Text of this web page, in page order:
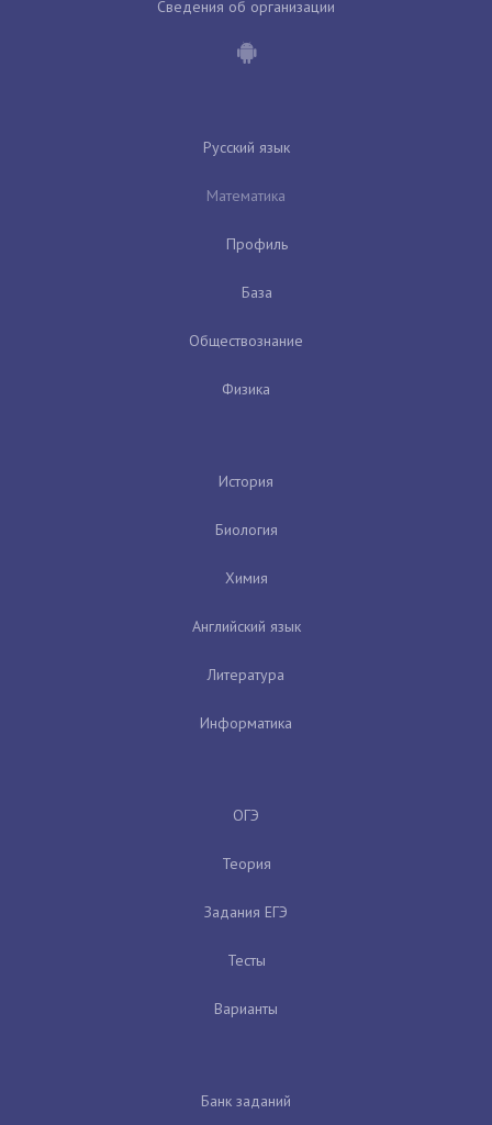
Сведения об организации
Русский язык
Математика
Профиль
База
Обществознание
Физика
История
Биология
Химия
Английский язык
Литература
Информатика
ОГЭ
Теория
Задания ЕГЭ
Тесты
Варианты
Банк заданий